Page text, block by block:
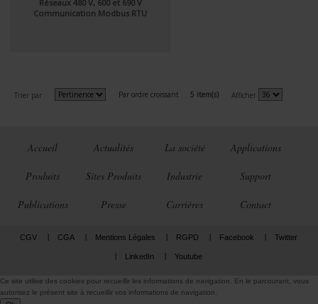
Réseaux 480 V, 600 et 690 V
Communication Modbus RTU
Trier par Par ordre croissant 5 item(s) Afficher
Accueil Actualités La société Applications
Produits Sites Produits Industrie Support
Publications Presse Carrières Contact
CGV CGA Mentions Légales RGPD Facebook Twitter
LinkedIn Youtube
Ce site utilise des cookies pour recueillir les informations de navigation. En le parcourant, vous
autorisez le présent site à recueillir vos informations de navigation.